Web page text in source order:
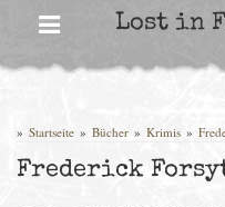
Lost in
» Startseite » Bücher » Krimis »
Frederick